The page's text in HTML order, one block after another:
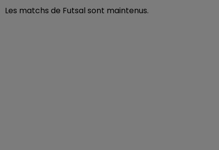
Les matchs de Futsal sont maintenus.